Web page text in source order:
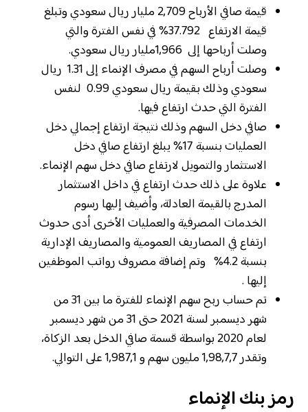
قيمة صافي الأرباح 2,709 مليار ريال سعودي وتبلغ
قيمة الارتفاع 37.792% في نفس الفترة والتي
وصلت أرباحها إلى 1,966مليار ريال سعودي.
وصلت أرباح السهم في مصرف الإنماء إلى 1.31 ريال
سعودي وذلك بقيمة ريال سعودي 0.99 لنفس
الفترة التي حدث ارتفاع فيها.
صافي دخل السهم وذلك نتيجة ارتفاع إجمالي دخل
العمليات بنسبة 17% يبلغ ارتفاع صافي دخل
الاستثمار والتمويل لارتفاع صافي دخل سهم الإنماء.
علاوة على ذلك حدث ارتفاع في داخل الاستثمار
المدرج بالقيمة العادلة، وأضيف إليها رسوم
الخدمات المصرفية والعمليات الأخرى أدى حدوث
ارتفاع في المصاريف العمومية والمصاريف الإدارية
بنسبة 4.2% وتم إضافة مصروف رواتب الموظفين
إليها .
تم حساب ربح سهم الإنماء للفترة ما بين 31 من
شهر ديسمبر لسنة 2021 حتى 31 من شهر ديسمبر
لعام 2020 بواسطة قسمة صافي الدخل بعد الزكاة،
وتقدر 1,98,7,7 مليون سهم و 1,987,1 على التوالي.
رمز بنك الإنماء